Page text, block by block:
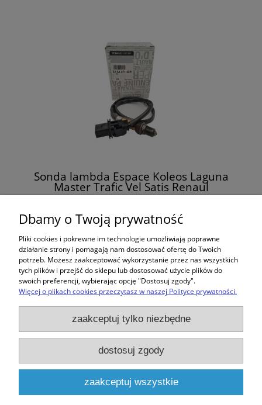
Sonda lambda Espace Koleos Laguna
Master Trafic Vel Satis Renaul
226A47142R
do koszyka
Zakupy
Pomoc
Moje konto
Informacje
Dbamy o Twoją prywatność
Pliki cookies i pokrewne im technologie umożliwiają poprawne
działanie strony i pomagają nam dostosować ofertę do Twoich
potrzeb. Możesz zaakceptować wykorzystanie przez nas wszystkich
tych plików i przejść do sklepu lub dostosować użycie plików do
swoich preferencji, wybierając opcję "Dostosuj zgody".
Więcej o plikach cookies przeczytasz w naszej Polityce prywatności.
zaakceptuj tylko niezbędne
dostosuj zgody
zaakceptuj wszystkie